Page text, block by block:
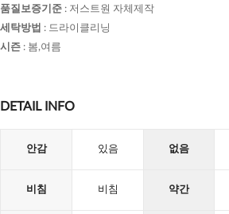
품질보증기준 : 저스트원 자체제작
세탁방법 : 드라이클리닝
시즌 : 봄,여름
DETAIL INFO
안감 있음 없음
비침 비침 약간